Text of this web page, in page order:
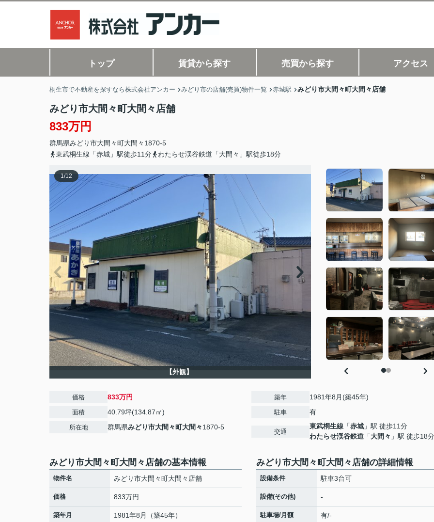
トップ 賃貸から探す 売買から探す アクセス
桐生市で不動産を探すなら株式会社アンカー みどり市の店舗(売買)物件一覧 赤城駅 みどり市大間々町大間々店舗
みどり市大間々町大間々店舗
833万円
群馬県みどり市大間々町大間々 1870-5
東武桐生線「赤城」駅徒歩11分
わたらせ渓谷鉄道「大間々」駅徒歩18分
1/12
【外観】
価格 833万円
面積 40.79坪(134.87㎡)
所在地 群馬県みどり市大間々町大間々1870-5
築年 1981年8月(築45年)
駐車 有
交通
東武桐生線 「赤城 」駅 徒歩11分
わたらせ渓谷鉄道 「大間々 」駅 徒歩18分
みどり市大間々町大間々店舗の基本情報
物件名 みどり市大間々町大間々店舗
価格 833万円
築年月 1981年8月（築45年）
みどり市大間々町大間々店舗の詳細情報
設備条件 駐車3台可
設備(その他) -
駐車場/月額 有/-